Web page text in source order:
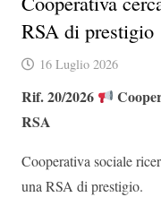
RSA di prestigio
16 Luglio 2026
Rif. 20/2026
RSA
Cooperativa sociale
una RSA di prestigio.